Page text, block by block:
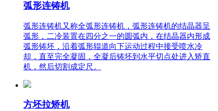
弧形连铸机
弧形连铸机又称全弧形连铸机，弧形连铸机的结晶器呈
弧形，二冷装置在四分之一的圆弧内，在结晶器内形成
弧形铸坯，沿着弧形辊道向下运动过程中接受喷水冷
却，直至完全凝固，全凝后铸坯到水平切点处进入矫直
机，然后切割成定尺。
方坯拉矫机